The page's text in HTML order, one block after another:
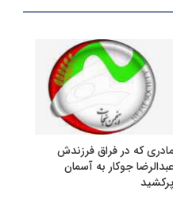
مادری که در فراق فرزندش
عبدالرضا جوکار به آسمان
پرکشید